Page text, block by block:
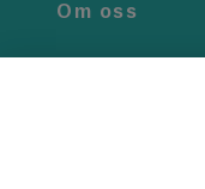
Om oss